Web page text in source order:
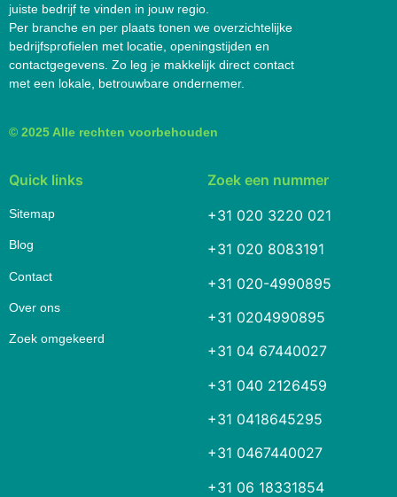
juiste bedrijf te vinden in jouw regio.
Per branche en per plaats tonen we overzichtelijke
bedrijfsprofielen met locatie, openingstijden en
contactgegevens. Zo leg je makkelijk direct contact
met een lokale, betrouwbare ondernemer.
© 2025 Alle rechten voorbehouden
Quick links
Sitemap
Blog
Contact
Over ons
Zoek omgekeerd
Zoek een nummer
+31 020 3220 021
+31 020 8083191
+31 020-4990895
+31 0204990895
+31 04 67440027
+31 040 2126459
+31 0418645295
+31 0467440027
+31 06 18331854